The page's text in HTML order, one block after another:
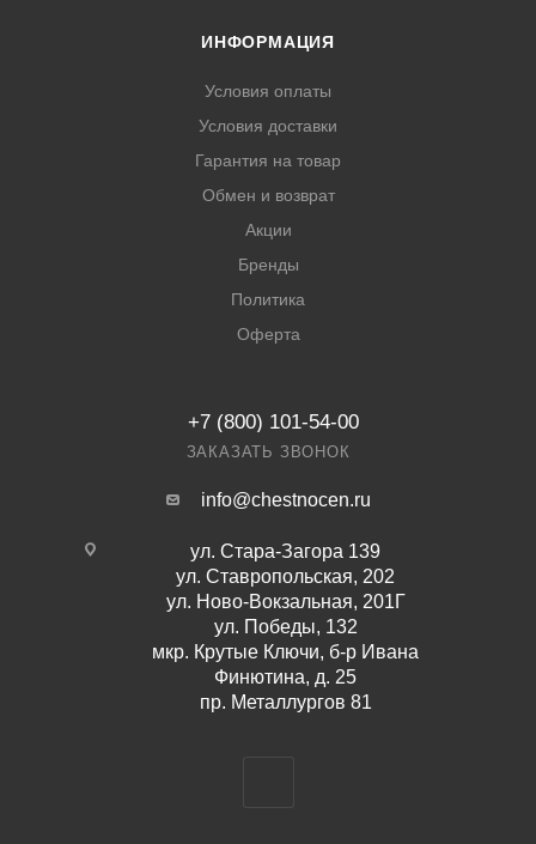
ИНФОРМАЦИЯ
Условия оплаты
Условия доставки
Гарантия на товар
Обмен и возврат
Акции
Бренды
Политика
Оферта
+7 (800) 101-54-00
ЗАКАЗАТЬ ЗВОНОК
info@chestnocen.ru
ул. Стара-Загора 139
ул. Ставропольская, 202
ул. Ново-Вокзальная, 201Г
ул. Победы, 132
мкр. Крутые Ключи, б-р Ивана
Финютина, д. 25
пр. Металлургов 81